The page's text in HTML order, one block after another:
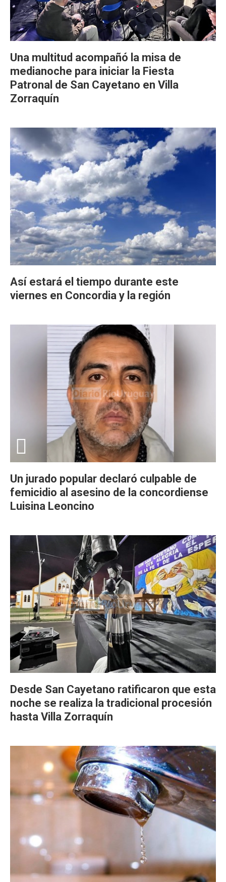
Una multitud acompañó la misa de
medianoche para iniciar la Fiesta
Patronal de San Cayetano en Villa
Zorraquín
Así estará el tiempo durante este
viernes en Concordia y la región
Un jurado popular declaró culpable de
femicidio al asesino de la concordiense
Luisina Leoncino
Desde San Cayetano ratificaron que esta
noche se realiza la tradicional procesión
hasta Villa Zorraquín